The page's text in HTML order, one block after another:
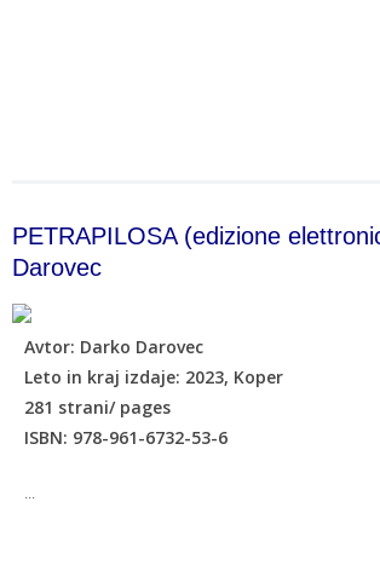
PETRAPILOSA (edizione
Darovec
Avtor: Darko Darovec
Leto in kraj izdaje: 2023, Koper
281 strani/ pages
ISBN: 978-961-6732-53-6
...